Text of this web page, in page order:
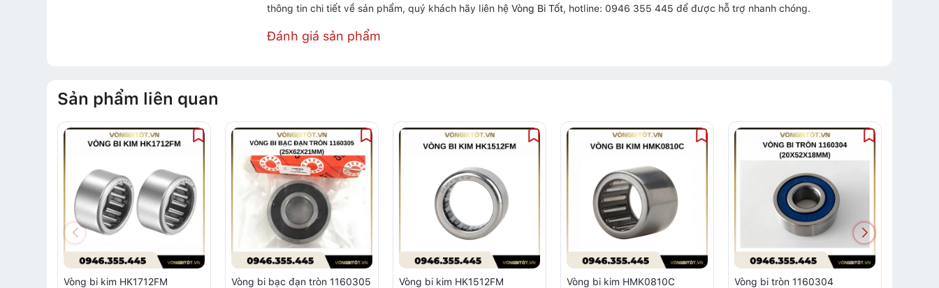
thông tin chi tiết về sản phẩm, quý khách hãy liên hệ Vòng Bi Tốt, hotline: 0946 355 445 để được hỗ trợ nhanh chóng.
Đánh giá sản phẩm
Sản phẩm liên quan
Vòng bi kim HK1712FM
Vòng bi bạc đạn tròn 1160305
Vòng bi kim HK1512FM Vòng bi kim HMK0810C
Vòng bi tròn 1160304